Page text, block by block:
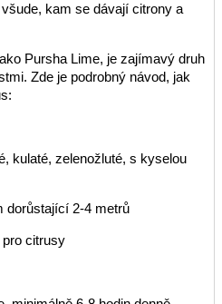
kam se dávají citrony a
Pursha Lime, je zajímavý druh
Zde je podrobný návod, jak
kulaté, zelenožluté, s kyselou
dorůstající 2-4 metrů
citrusy